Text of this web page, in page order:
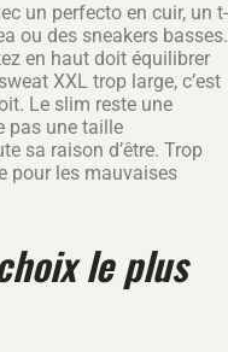
un perfecto en cuir, un t-
ou des sneakers basses.
en haut doit équilibrer
XXL trop large, c’est
Le slim reste une
pas une taille
sa raison d’être. Trop
pour les mauvaises
le plus